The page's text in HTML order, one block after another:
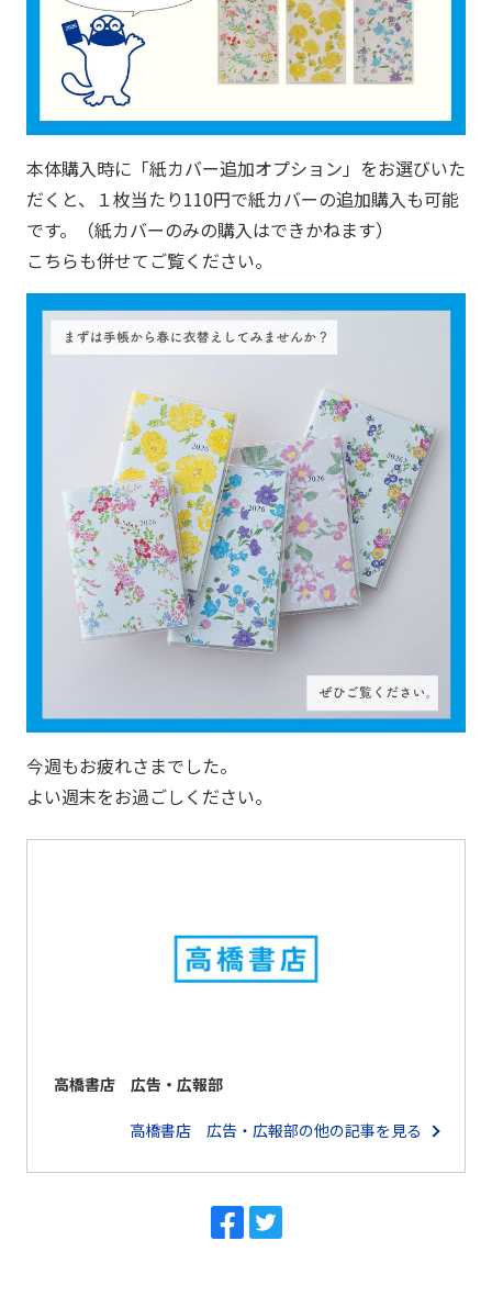
本体購入時に「紙カバー追加オプション」をお選びいた
だくと、１枚当たり110円で紙カバーの追加購入も可能
です。（紙カバーのみの購入はできかねます）
こちらも併せてご覧ください。
今週もお疲れさまでした。
よい週末をお過ごしください。
高橋書店 広告・広報部
高橋書店 広告・広報部の他の記事を見る